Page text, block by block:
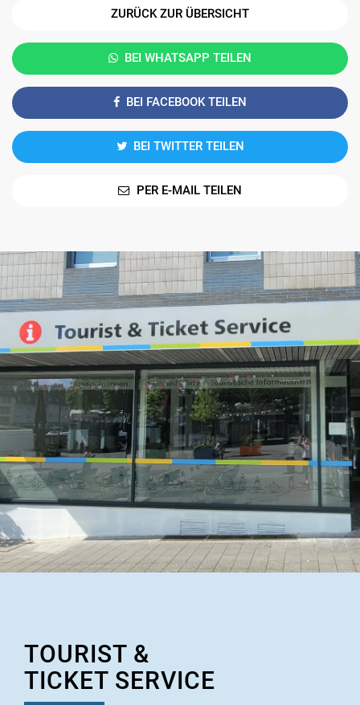
ZURÜCK ZUR ÜBERSICHT
BEI WHATSAPP TEILEN
BEI FACEBOOK TEILEN
BEI TWITTER TEILEN
PER E-MAIL TEILEN
TOURIST &
TICKET SERVICE